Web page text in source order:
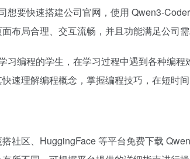
想要快速搭建公司官网，使用 Qwen3-
布局合理、交互流畅，并且功能满足公司
习编程的学生，在学习过程中遇到各种编
速理解编程概念，掌握编程技巧，在短时间
社区、HuggingFace 等平台免费下载